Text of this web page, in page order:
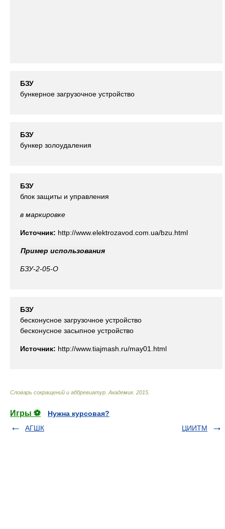
БЗУ
бункерное загрузочное устройство
БЗУ
бункер золоудаления
БЗУ
блок защиты и управления
в маркировке
Источник: http://www.elektrozavod.com.ua/bzu.html
Пример использования
БЗУ-2-05-О
БЗУ
бесконусное загрузочное устройство
бесконусное засыпное устройство
Источник: http://www.tiajmash.ru/may01.html
Словарь сокращений и аббревиатур Академик. 2015
Игры ⚽
Нужна курсовая?
АГШК
ЦИИТМ